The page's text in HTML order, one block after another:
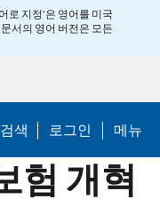
로 지정’은 영어를 미국
서의 영어 버전은 모든
검색 로그인 메뉴
험 개혁